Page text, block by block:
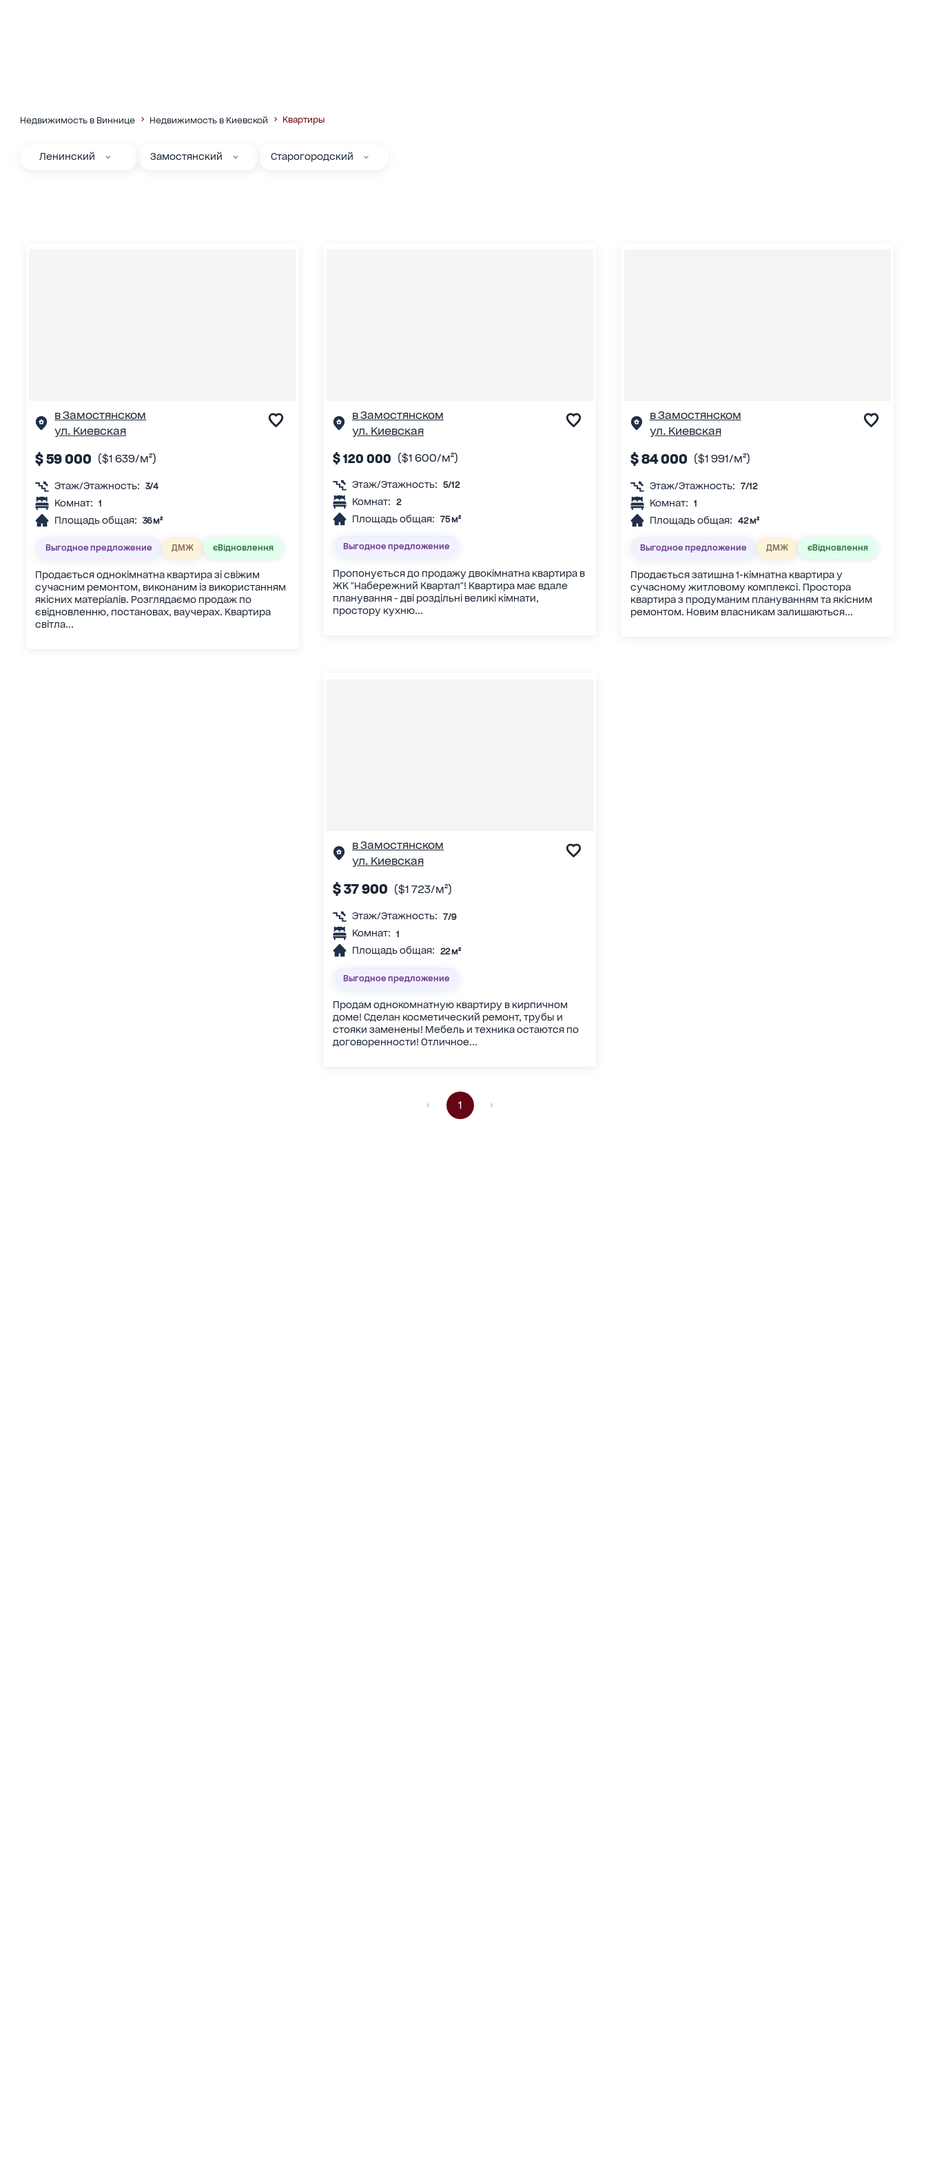
Недвижимость в Виннице Недвижимость в Киевской Квартиры
Ленинский Замостянский Старогородский
в Замостянском
ул. Киевская
$ 59 000 ($1 639/м²)
Этаж/Этажность: 3/4
Комнат: 1
Площадь общая: 36 м²
Выгодное предложение ДМЖ єВідновлення
Продається однокімнатна квартира зі свіжим
сучасним ремонтом, виконаним із використанням
якісних матеріалів. Розглядаємо продаж по
євідновленню, постановах, ваучерах. Квартира
світла...
в Замостянском
ул. Киевская
$ 120 000 ($1 600/м²)
Этаж/Этажность: 5/12
Комнат: 2
Площадь общая: 75 м²
Выгодное предложение
Пропонується до продажу двокімнатна квартира в
ЖК "Набережний Квартал"! Квартира має вдале
планування - дві роздільні великі кімнати,
простору кухню...
в Замостянском
ул. Киевская
$ 84 000 ($1 991/м²)
Этаж/Этажность: 7/12
Комнат: 1
Площадь общая: 42 м²
Выгодное предложение ДМЖ єВідновлення
Продається затишна 1-кімнатна квартира у
сучасному житловому комплексі. Простора
квартира з продуманим плануванням та якісним
ремонтом. Новим власникам залишаються...
в Замостянском
ул. Киевская
$ 37 900 ($1 723/м²)
Этаж/Этажность: 7/9
Комнат: 1
Площадь общая: 22 м²
Выгодное предложение
Продам однокомнатную квартиру в кирпичном
доме! Сделан косметический ремонт, трубы и
стояки заменены! Мебель и техника остаются по
договоренности! Отличное...
1